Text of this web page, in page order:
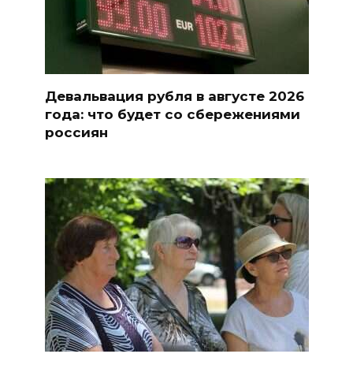
Девальвация рубля в августе 2026
года: что будет со сбережениями
россиян